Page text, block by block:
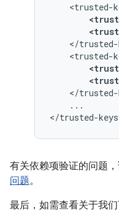
<trusted-
<trusted-
...
有关依赖项验证的问题
问题。
最后，如需查看关于我